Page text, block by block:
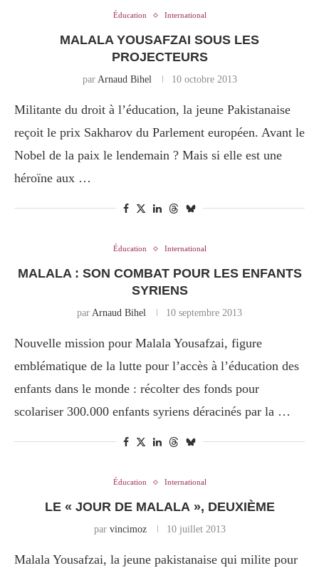
Éducation International
MALALA YOUSAFZAI SOUS LES
PROJECTEURS
par Arnaud Bihel 10 octobre 2013
Militante du droit à l’éducation, la jeune Pakistanaise
reçoit le prix Sakharov du Parlement européen. Avant le
Nobel de la paix le lendemain ? Mais si elle est une
héroïne aux …
Éducation International
MALALA : SON COMBAT POUR LES ENFANTS
SYRIENS
par Arnaud Bihel 10 septembre 2013
Nouvelle mission pour Malala Yousafzai, figure
emblématique de la lutte pour l’accès à l’éducation des
enfants dans le monde : récolter des fonds pour
scolariser 300.000 enfants syriens déracinés par la …
Éducation International
LE « JOUR DE MALALA », DEUXIÈME
par vincimoz 10 juillet 2013
Malala Yousafzai, la jeune pakistanaise qui milite pour